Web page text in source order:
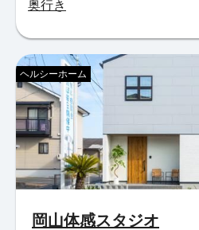
奥行き
岡山体感スタジオ
ヘルシーホーム